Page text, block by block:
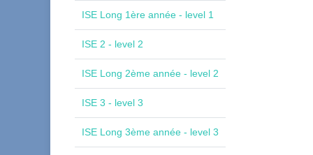
ISE Long 1ère année - level 1
ISE 2 - level 2
ISE Long 2ème année - level 2
ISE 3 - level 3
ISE Long 3ème année - level 3